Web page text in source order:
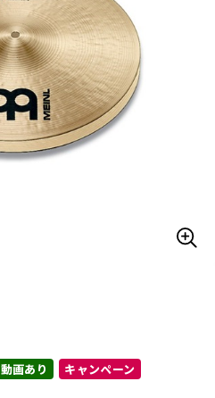
電子ピアノ
その他楽器
楽器アクセサリ
動画あり
キャンペーン